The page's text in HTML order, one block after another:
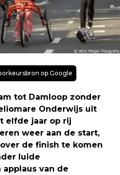
op Google
tot Damloop zonder
Onderwijs uit
elfde jaar op rij
weer aan de start,
de finish te komen
luide
van de